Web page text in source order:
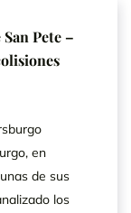
Pete –
en
de sus
los